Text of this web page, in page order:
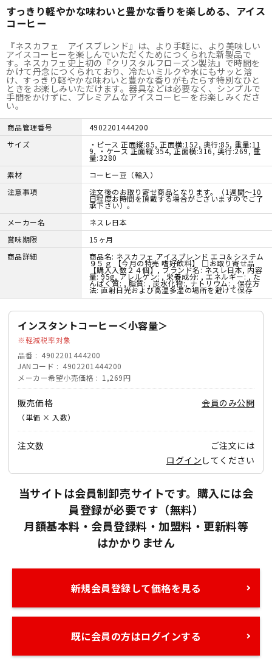
すっきり軽やかな味わいと豊かな香りを楽しめる、アイス
コーヒー
『ネスカフェ アイスブレンド』は、より手軽に、より美味しい
アイスコーヒーを楽しんでいただくためにつくられた新製品で
す。ネスカフェ史上初の『クリスタルフローズン製法』で時間を
かけて丹念につくられており、冷たいミルクや水にもサッと溶
け、すっきり軽やかな味わいと豊かな香りがもたらす特別なひと
ときをお楽しみいただけます。器具などは必要なく、シンプルで
手間をかけずに、プレミアムなアイスコーヒーをお楽しみくださ
い。
商品管理番号
4902201444200
サイズ
・ピース 正面縦:85, 正面横:152, 奥行:85, 重量:11
9, ・ケース 正面縦:354, 正面横:316, 奥行:269, 重
量:3280
素材
コーヒー豆（輸入）
注意事項
注文後のお取り寄せ商品となります。（1週間～10
日程度お時間を頂戴する場合がございますのでご了
承下さい）。
メーカー名
ネスレ日本
賞味期限
15ヶ月
商品詳細
商品名: ネスカフェ アイスブレンド エコ＆システム
９５ｇ 【今月の特売 嗜好飲料】 □お取り寄せ品
【購入入数２４個】, ブランド名: ネスレ日本, 内容
量: 95g, アレルゲン: , 栄養成分: , エネルギー: , た
んぱく質: , 脂質: , 炭水化物:, ナトリウム: , 保存方
法: 直射日光および高温多湿の場所を避けて保存
インスタントコーヒー＜小容量＞
軽減税率対象
品番
4902201444200
JANコード
4902201444200
メーカー希望小売価格
1,269円
販売価格
（単価 × 入数）
会員のみ公開
注文数
ご注文には
ログイン してください
当サイトは会員制卸売サイトです。購入には会
員登録が必要です（無料）
月額基本料・会員登録料・加盟料・更新料等
はかかりません
新規会員登録して価格を見る
既に会員の方はログインする